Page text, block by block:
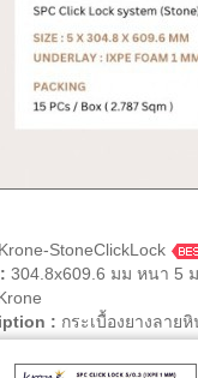
Krone-StoneClickLock
304.8x609.6 มม หนา 5
: กระเบื้องยางลาย